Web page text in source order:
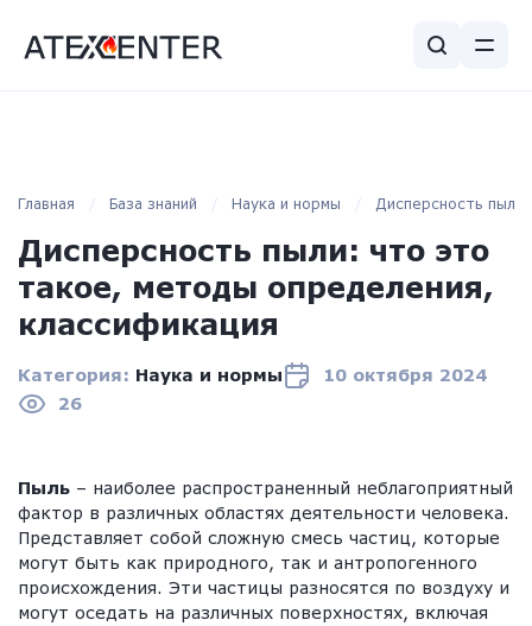
Главная База знаний Наука и нормы Дисперсность
Дисперсность пыли: что это
такое, методы определения,
классификация
Категория: Наука и нормы
10 октября 2024
26
Пыль – наиболее распространенный неблагоприятный
фактор в различных областях деятельности человека.
Представляет собой сложную смесь частиц, которые
могут быть как природного, так и антропогенного
происхождения. Эти частицы разносятся по воздуху и
могут оседать на различных поверхностях, включая